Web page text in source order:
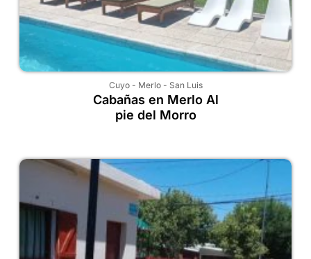
Cuyo- Merlo- San Luis
Cabañas en Merlo Al
pie del Morro